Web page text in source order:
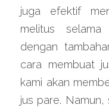
juga efektif
melitus
dengan
cara membuat
kami akan
jus pare.